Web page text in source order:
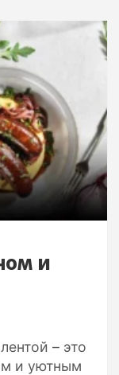
и
– это
и уютным